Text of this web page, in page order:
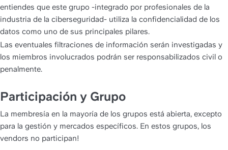
entiendes que este grupo -integrado por profesionales de la
industria de la ciberseguridad- utiliza la confidencialidad de los
datos como uno de sus principales pilares.
Las eventuales filtraciones de información serán investigadas y
los miembros involucrados podrán ser responsabilizados civil o
penalmente.
Participación y Grupo
La membresía en la mayoría de los grupos está abierta, excepto
para la gestión y mercados específicos. En estos grupos, los
vendors no participan!